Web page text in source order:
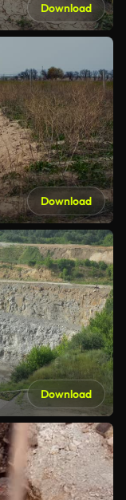
Download
Download
Download